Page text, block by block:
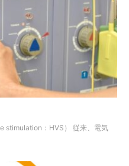
stimulation：HVS） 従来、電気